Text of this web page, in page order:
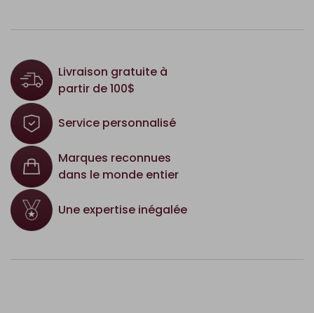
Livraison gratuite à
partir de 100$
Service personnalisé
Marques reconnues
dans le monde entier
Une expertise inégalée